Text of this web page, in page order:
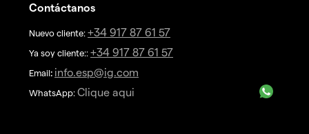
Contáctanos
Nuevo cliente: +34 917 87 61 57
Ya soy cliente:: +34 917 87 61 57
Email: info.esp@ig.com
WhatsApp: Clique aqui